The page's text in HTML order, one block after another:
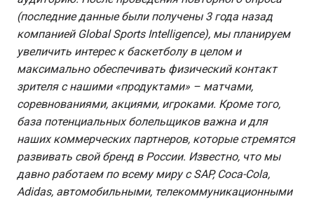
(последние данные были получены 3 года назад
компанией Global Sports Intelligence), мы планируем
увеличить интерес к баскетболу в целом и
максимально обеспечивать физический контакт
зрителя с нашими «продуктами» – матчами,
соревнованиями, акциями, игроками. Кроме того,
база потенциальных болельщиков важна и для
наших коммерческих партнеров, которые стремятся
развивать свой бренд в России. Известно, что мы
давно работаем по всему миру сSAP, Coca-Cola,
Adidas, автомобильными, телекоммуникационными